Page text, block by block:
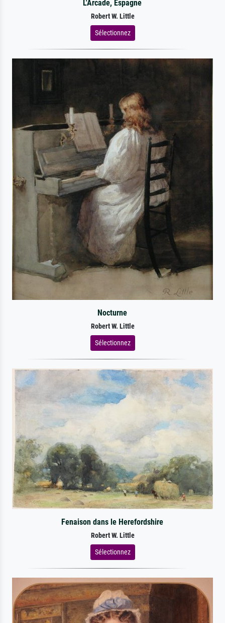
L'Arcade, Espagne
Robert W. Little
Sélectionnez
Nocturne
Robert W. Little
Sélectionnez
Fenaison dans le Herefordshire
Robert W. Little
Sélectionnez